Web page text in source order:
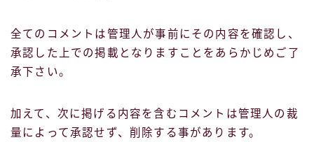
全てのコメントは管理人が事前にその内容を確認し、
承認した上での掲載となりますことをあらかじめご了
承下さい。
加えて、次に掲げる内容を含むコメントは管理人の裁
量によって承認せず、削除する事があります。